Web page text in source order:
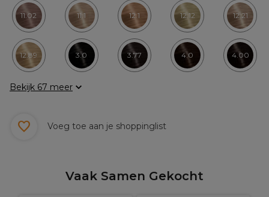
11.02 11.1 12.1 12.12 12.21
12.89 3.0 3.77 4.0 4.00
Bekijk 67 meer
Voeg toe aan je shoppinglist
Vaak Samen Gekocht